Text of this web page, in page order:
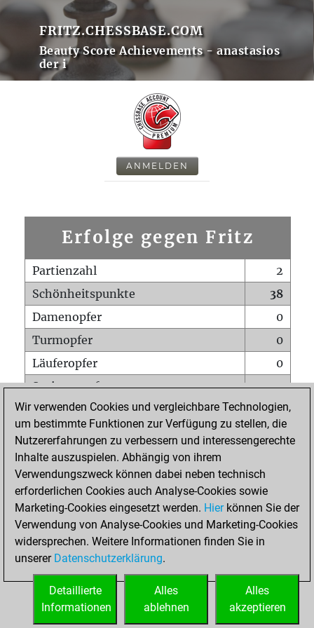
FRITZ.CHESSBASE.COM
Beauty Score Achievements - anastasios
der i
ANMELDEN
Erfolge gegen Fritz
Partienzahl
2
Schönheitspunkte
38
Damenopfer
0
Turmopfer
0
Läuferopfer
0
Springeropfer
0
Bauernopfer
0
Matt auf vollem Brett
0
Bauer setzt Matt
Erstickte Matts
Unterverwandlungen
0
Türme auf der siebten
0
STARTSEITE
Wir verwenden Cookies und vergleichbare Technologien,
um bestimmte Funktionen zur Verfügung zu stellen, die
Nutzererfahrungen zu verbessern und interessengerechte
Inhalte auszuspielen. Abhängig von ihrem
Verwendungszweck können dabei neben technisch
erforderlichen Cookies auch Analyse-Cookies sowie
Marketing-Cookies eingesetzt werden. Hierkönnen Sie der
Verwendung von Analyse-Cookies und Marketing-Cookies
widersprechen. Weitere Informationen finden Sie in
unserer Datenschutzerklärung.
Alles
akzeptieren
Alles
ablehnen
Detaillierte
Informationen